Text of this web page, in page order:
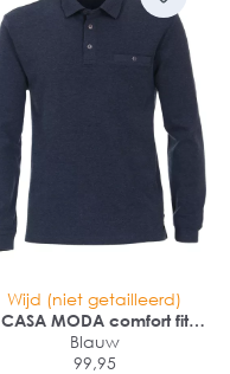
Wijd (niet getailleerd)
CASA MODA comfort fit
polo lange mouw
Blauw
99,95